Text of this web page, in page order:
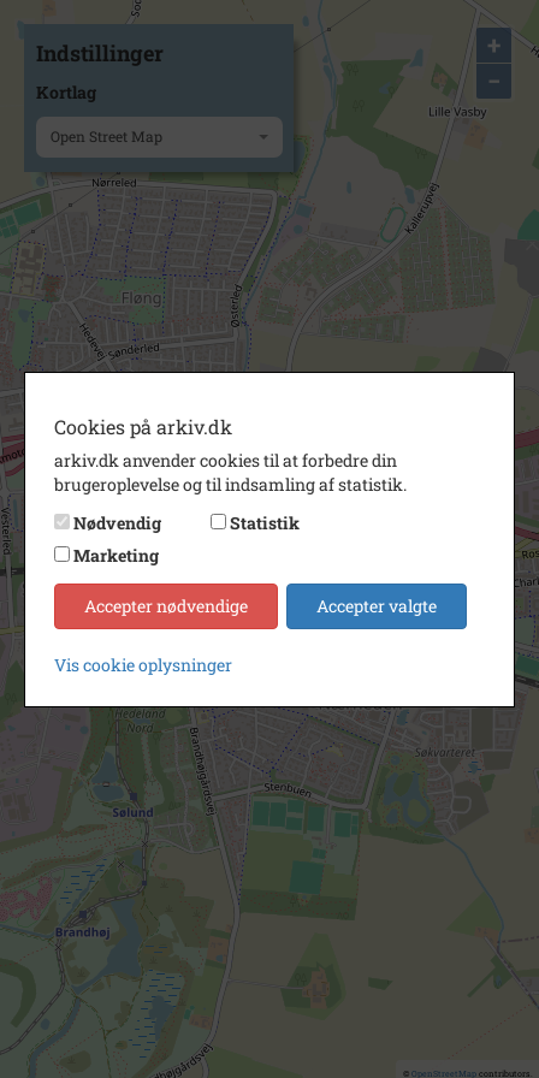
+
−
© OpenStreetMapcontributors.
Indstillinger
Kortlag
Open Street Map
Cookies på arkiv.dk
arkiv.dk anvender cookies til at forbedre din
brugeroplevelse og til indsamling af statistik.
Nødvendig
Statistik
Marketing
Accepter nødvendige Accepter valgte
Vis cookie oplysninger